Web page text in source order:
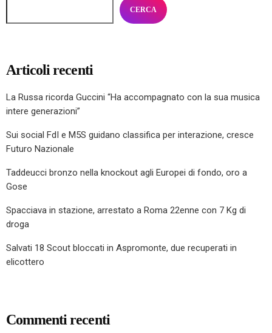
CERCA
Articoli recenti
La Russa ricorda Guccini “Ha accompagnato con la sua musica
intere generazioni”
Sui social FdI e M5S guidano classifica per interazione, cresce
Futuro Nazionale
Taddeucci bronzo nella knockout agli Europei di fondo, oro a
Gose
Spacciava in stazione, arrestato a Roma 22enne con 7 Kg di
droga
Salvati 18 Scout bloccati in Aspromonte, due recuperati in
elicottero
Commenti recenti